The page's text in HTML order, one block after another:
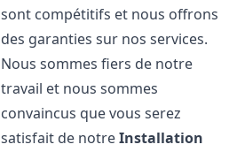
sont compétitifs et nous offrons
des garanties sur nos services.
Nous sommes fiers de notre
travail et nous sommes
convaincus que vous serez
satisfait de notreInstallation